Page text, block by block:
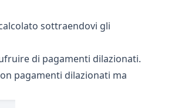
sottraendovi gli
di pagamenti dilazionati.
pagamenti dilazionati ma